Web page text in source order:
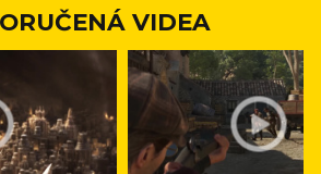
VIDEA